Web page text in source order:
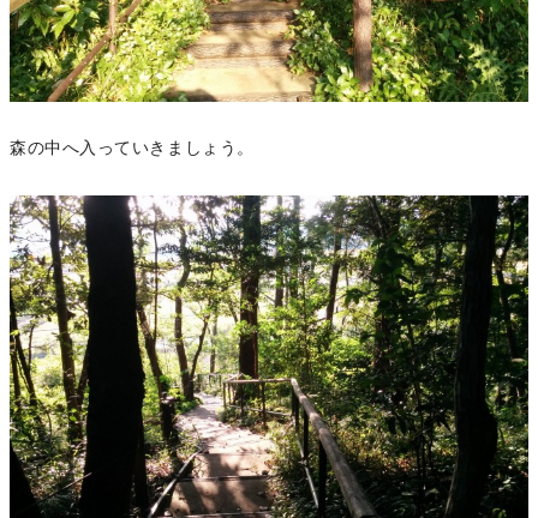
森の中へ入っていきましょう。